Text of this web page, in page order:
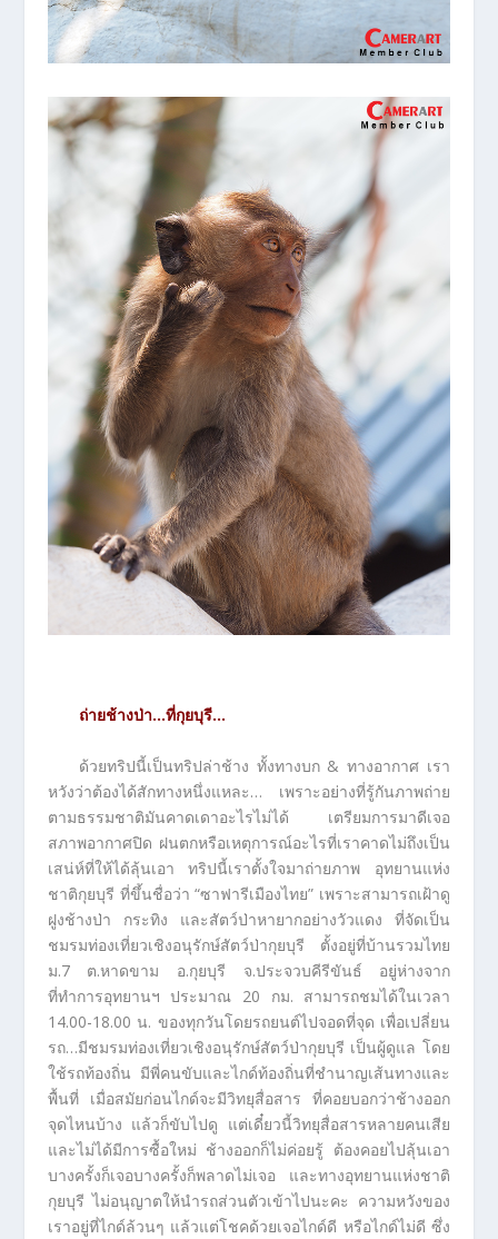
ถ่ายช้างป่า…ที่กุยบุรี…
ด้วยทริปนี้เป็นทริปล่าช้าง ทั้งทางบก & ทางอากาศ เรา
หวังว่าต้องได้สักทางหนึ่งแหละ… เพราะอย่างที่รู้กันภาพถ่าย
ตามธรรมชาติมันคาดเดาอะไรไม่ได้ เตรียมการมาดีเจอ
สภาพอากาศปิด ฝนตกหรือเหตุการณ์อะไรที่เราคาดไม่ถึงเป็น
เสน่ห์ที่ให้ได้ลุ้นเอา ทริปนี้เราตั้งใจมาถ่ายภาพ อุทยานแห่ง
ชาติกุยบุรี ที่ขึ้นชื่อว่า “ซาฟารีเมืองไทย” เพราะสามารถเฝ้าดู
ฝูงช้างป่า กระทิง และสัตว์ป่าหายากอย่างวัวแดง ที่จัดเป็น
ชมรมท่องเที่ยวเชิงอนุรักษ์สัตว์ป่ากุยบุรี ตั้งอยู่ที่บ้านรวมไทย
ม.7 ต.หาดขาม อ.กุยบุรี จ.ประจวบคีรีขันธ์ อยู่ห่างจาก
ที่ทำการอุทยานฯ ประมาณ 20 กม. สามารถชมได้ในเวลา
14.00-18.00 น. ของทุกวันโดยรถยนต์ไปจอดที่จุด เพื่อเปลี่ยน
รถ…มีชมรมท่องเที่ยวเชิงอนุรักษ์สัตว์ป่ากุยบุรี เป็นผู้ดูแล โดย
ใช้รถท้องถิ่น มีพี่คนขับและไกด์ท้องถิ่นที่ชำนาญเส้นทางและ
พื้นที่ เมื่อสมัยก่อนไกด์จะมีวิทยุสื่อสาร ที่คอยบอกว่าช้างออก
จุดไหนบ้าง แล้วก็ขับไปดู แต่เดี๋ยวนี้วิทยุสื่อสารหลายคนเสีย
และไม่ได้มีการซื้อใหม่ ช้างออกก็ไม่ค่อยรู้ ต้องคอยไปลุ้นเอา
บางครั้งก็เจอบางครั้งก็พลาดไม่เจอ และทางอุทยานแห่งชาติ
กุยบุรี ไม่อนุญาตให้นำรถส่วนตัวเข้าไปนะคะ ความหวังของ
เราอยู่ที่ไกด์ล้วนๆ แล้วแต่โชคด้วยเจอไกด์ดี หรือไกด์ไม่ดี ซึ่ง